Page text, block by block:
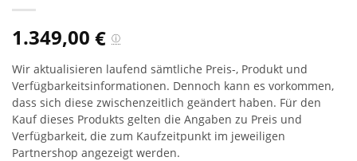
1.349,00 € ⓘ
Wir aktualisieren laufend sämtliche Preis-, Produkt und
Verfügbarkeitsinformationen. Dennoch kann es vorkommen,
dass sich diese zwischenzeitlich geändert haben. Für den
Kauf dieses Produkts gelten die Angaben zu Preis und
Verfügbarkeit, die zum Kaufzeitpunkt im jeweiligen
Partnershop angezeigt werden.